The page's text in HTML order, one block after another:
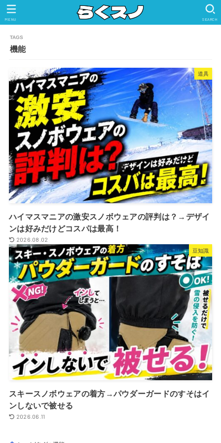
SEARCH
MENU
機能
道具
ハイマスマニアの激安スノボウェアの評判は？→デザイ
ンは好みだけどコスパは最高！
2026.08.02
豆知識
スキースノボウェアの着方→パウダーガードのすそはイ
ンしないで被せる
2026.06.11